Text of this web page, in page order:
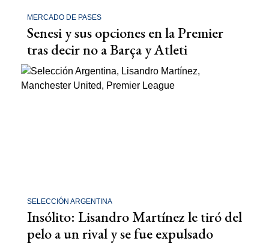
MERCADO DE PASES
Senesi y sus opciones en la Premier
tras decir no a Barça y Atleti
SELECCIÓN ARGENTINA
Insólito: Lisandro Martínez le tiró del
pelo a un rival y se fue expulsado